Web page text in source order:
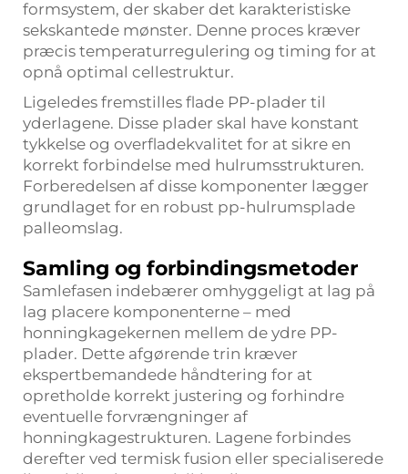
formsystem, der skaber det karakteristiske
sekskantede mønster. Denne proces kræver
præcis temperaturregulering og timing for at
opnå optimal cellestruktur.
Ligeledes fremstilles flade PP-plader til
yderlagene. Disse plader skal have konstant
tykkelse og overfladekvalitet for at sikre en
korrekt forbindelse med hulrumsstrukturen.
Forberedelsen af disse komponenter lægger
grundlaget for en robust pp-hulrumsplade
palleomslag.
Samling og forbindingsmetoder
Samlefasen indebærer omhyggeligt at lag på
lag placere komponenterne – med
honningkagekernen mellem de ydre PP-
plader. Dette afgørende trin kræver
ekspertbemandede håndtering for at
opretholde korrekt justering og forhindre
eventuelle forvrængninger af
honningkagestrukturen. Lagene forbindes
derefter ved termisk fusion eller specialiserede